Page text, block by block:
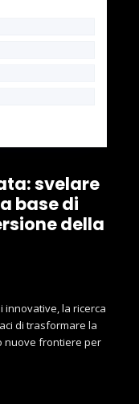
svelare
base di
della
la ricerca
di trasformare la
nuove frontiere per